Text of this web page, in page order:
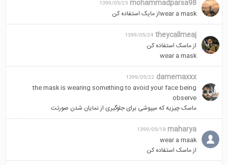
mohammadparsa98
1399/05/25
wear a maskاز مایک استفاده کن
theycallmeaj
1399/05/24
از ماسک استفاده کن
wear a mask
damemaxxx
1399/05/22
the mask is wearing something to avoid your face being
observe
ماسک چیزیه که میپوشی برای جلوگیری از نمایان شدن صورتت
maharya
1399/05/18
wear a maak
از ماسک استفاده کن